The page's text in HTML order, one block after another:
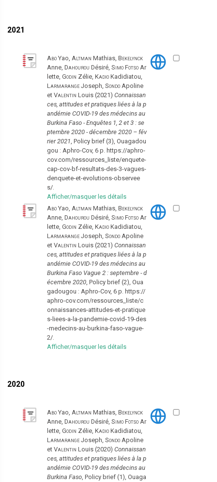
2021
Abo Yao, Altman Mathias, Bekelynck
Anne, Dahourou Désiré, Simo Fotso Ar
lette, Godin Zélie, Kadio Kadidiatou,
Larmarange Joseph, Sondo Apoline
et Valentin Louis (2021) Connaissan
ces, attitudes et pratiques liées à la p
andémie COVID-19 des médecins au
Burkina Faso - Enquêtes 1, 2 et 3 : se
ptembre 2020 - décembre 2020 – fév
rier 2021 , Policy brief (3), Ouagadou
gou : Aphro-Cov, 6 p. https://aphro-
cov.com/ressources_liste/enquete-
cap-cov-bf-resultats-des-3-vagues-
denquete-et-evolutions-observee
s/.
Afficher/masquer les détails
Abo Yao, Altman Mathias, Bekelynck
Anne, Dahourou Désiré, Simo Fotso Ar
lette, Godin Zélie, Kadio Kadidiatou,
Larmarange Joseph, Sondo Apoline
et Valentin Louis (2021) Connaissan
ces, attitudes et pratiques liées à la p
andémie COVID-19 des médecins au
Burkina Faso Vague 2 : septembre - d
écembre 2020 , Policy brief (2), Oua
gadougou : Aphro-Cov, 6 p. https://
aphro-cov.com/ressources_liste/c
onnaissances-attitudes-et-pratique
s-liees-a-la-pandemie-covid-19-des
-medecins-au-burkina-faso-vague-
2/.
Afficher/masquer les détails
2020
Abo Yao, Altman Mathias, Bekelynck
Anne, Dahourou Désiré, Simo Fotso Ar
lette, Godin Zélie, Kadio Kadidiatou,
Larmarange Joseph, Sondo Apoline
et Valentin Louis (2020) Connaissan
ces, attitudes et pratiques liées à la p
andémie COVID-19 des médecins au
Burkina Faso, Policy brief (1), Ouaga